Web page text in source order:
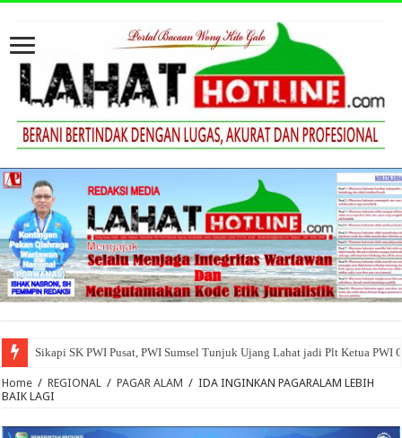
Sikapi SK PWI Pusat, PWI Sumsel Tunjuk Ujang Lahat jadi Plt Ketua PWI
Home / REGIONAL / PAGAR ALAM / IDA INGINKAN PAGARALAM LEBIH
BAIK LAGI